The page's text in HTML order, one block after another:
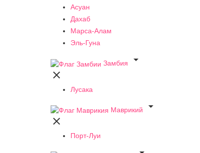
Асуан
Дахаб
Марса-Алам
Эль-Гуна
Замбия


Лусака
Маврикий


Порт-Луи